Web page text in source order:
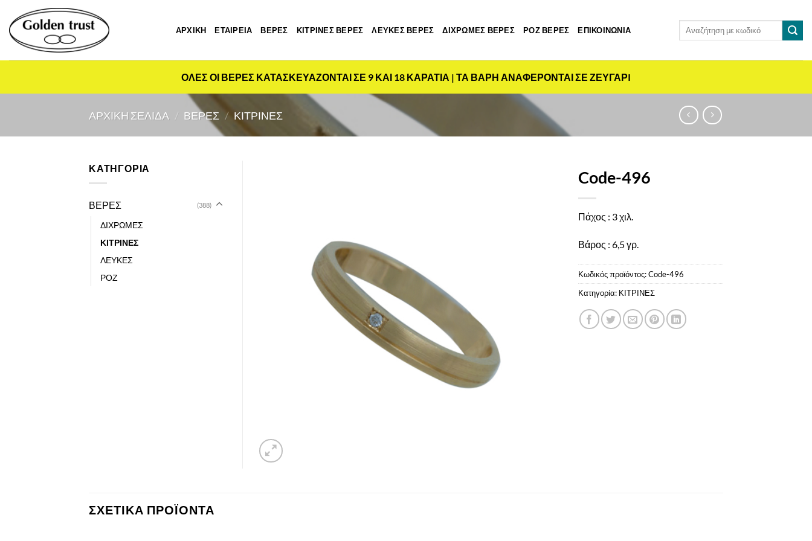
Μετάβαση
στο
περιεχόμενο
ΑΡΧΙΚΗ ΕΤΑΙΡΕΙΑ ΒΕΡΕΣ ΚΙΤΡΙΝΕΣ ΒΕΡΕΣ ΛΕΥΚΕΣ ΒΕΡΕΣ ΔΙΧΡΩΜΕΣ ΒΕΡΕΣ ΡΟΖ ΒΕΡΕΣ ΕΠΙΚΟΙΝΩΝΙΑ
Αναζήτηση
ΟΛΕΣ ΟΙ ΒΕΡΕΣ ΚΑΤΑΣΚΕΥΑΖΟΝΤΑΙ ΣΕ 9 ΚΑΙ 18 ΚΑΡΑΤΙΑ | ΤΑ ΒΑΡΗ ΑΝΑΦΕΡΟΝΤΑΙ ΣΕ ΖΕΥΓΑΡI
ΑΡΧΙΚΉ ΣΕΛΊΔΑ / ΒΕΡΕΣ / ΚΙΤΡΙΝΕΣ
Code-496
Πάχος : 3 χιλ.
Βάρος : 6,5 γρ.
Κωδικός προϊόντος:Code-496
Κατηγορία: ΚΙΤΡΙΝΕΣ
ΚΑΤΗΓΟΡΙΑ
ΒΕΡΕΣ (388)
ΔΙΧΡΩΜΕΣ
ΚΙΤΡΙΝΕΣ
ΛΕΥΚΕΣ
ΡΟΖ
ΣΧΕΤΙΚΆ ΠΡΟΪΌΝΤΑ